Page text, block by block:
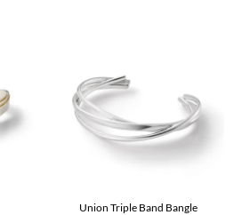
Union Triple Band Bangle